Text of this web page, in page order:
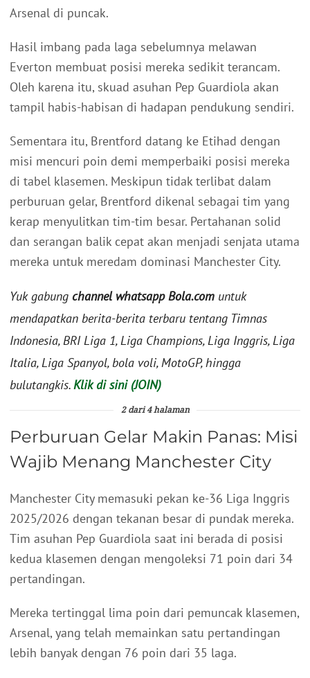
Arsenal di puncak.
Hasil imbang pada laga sebelumnya melawan
Everton membuat posisi mereka sedikit terancam.
Oleh karena itu, skuad asuhan Pep Guardiola akan
tampil habis-habisan di hadapan pendukung sendiri.
Sementara itu, Brentford datang ke Etihad dengan
misi mencuri poin demi memperbaiki posisi mereka
di tabel klasemen. Meskipun tidak terlibat dalam
perburuan gelar, Brentford dikenal sebagai tim yang
kerap menyulitkan tim-tim besar. Pertahanan solid
dan serangan balik cepat akan menjadi senjata utama
mereka untuk meredam dominasi Manchester City.
Yuk gabung channel whatsapp Bola.com untuk
mendapatkan berita-berita terbaru tentang Timnas
Indonesia, BRI Liga 1, Liga Champions, Liga Inggris, Liga
Italia, Liga Spanyol, bola voli, MotoGP, hingga
bulutangkis.Klik di sini (JOIN)
2 dari 4 halaman
Perburuan Gelar Makin Panas: Misi
Wajib Menang Manchester City
Manchester City memasuki pekan ke-36 Liga Inggris
2025/2026 dengan tekanan besar di pundak mereka.
Tim asuhan Pep Guardiola saat ini berada di posisi
kedua klasemen dengan mengoleksi 71 poin dari 34
pertandingan.
Mereka tertinggal lima poin dari pemuncak klasemen,
Arsenal, yang telah memainkan satu pertandingan
lebih banyak dengan 76 poin dari 35 laga.